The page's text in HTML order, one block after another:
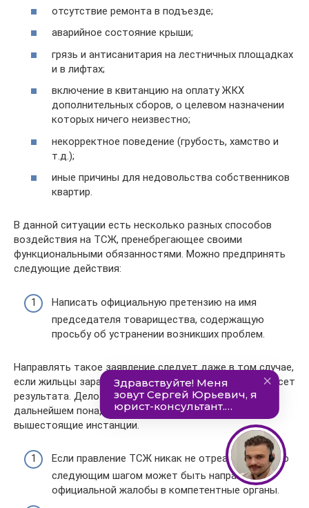
отсутствие ремонта в подъезде;
аварийное состояние крыши;
грязь и антисанитария на лестничных площадках
и в лифтах;
включение в квитанцию на оплату ЖКХ
дополнительных сборов, о целевом назначении
которых ничего неизвестно;
некорректное поведение (грубость, хамство и
т.д.);
иные причины для недовольства собственников
квартир.
В данной ситуации есть несколько разных способов
воздействия на ТСЖ, пренебрегающее своими
функциональными обязанностями. Можно предпринять
следующие действия:
Написать официальную претензию на имя
председателя товарищества, содержащую
просьбу об устранении возникших проблем.
Направлять такое заявление следует даже в том случае,
если жильцы заранее уверены в том, что это не принесет
результата. Дело в том, что такой документ в
дальнейшем понадобится при обращении в
вышестоящие инстанции.
Если правление ТСЖ никак не отреагировало, то
следующим шагом может быть направление
официальной жалобы в компетентные органы.